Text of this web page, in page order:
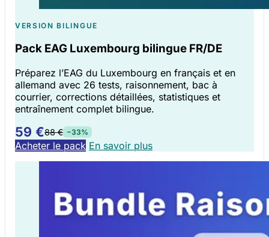
VERSION BILINGUE
Pack EAG Luxembourg bilingue FR/DE
Préparez l’EAG du Luxembourg en français et en
allemand avec 26 tests, raisonnement, bac à
courrier, corrections détaillées, statistiques et
entraînement complet bilingue.
59 €88 € −33%
Acheter le pack En savoir plus